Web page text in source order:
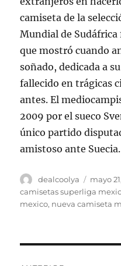
camiseta de la
Mundial de
que mostró cuando
soñado, dedicada a
fallecido en trágicas
antes. El
2009 por el sueco
único partido
amistoso ante Suecia.
Autor
dealcoolya
el
mayo
camisetas superliga
mexico, nueva camiseta